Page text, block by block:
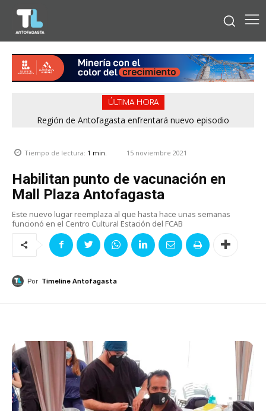
ÚLTIMA HORA
Región de Antofagasta enfrentará nuevo episodio
Tiempo de lectura: 1 min. 15 noviembre 2021
Habilitan punto de vacunación en
Mall Plaza Antofagasta
Este nuevo lugar reemplaza al que hasta hace unas semanas
funcionó en el Centro Cultural Estación del FCAB
Por Timeline Antofagasta